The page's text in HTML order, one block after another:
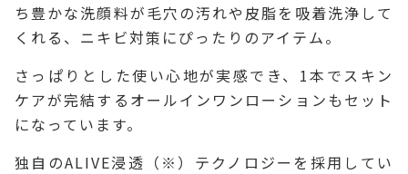
ち豊かな洗顔料が毛穴の汚れや皮脂を吸着洗浄して
くれる、ニキビ対策にぴったりのアイテム。
さっぱりとした使い心地が実感でき、1本でスキン
ケアが完結するオールインワンローションもセット
になっています。
独自のALIVE浸透（※）テクノロジーを採用してい